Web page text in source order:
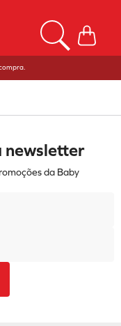
newsletter
da Baby